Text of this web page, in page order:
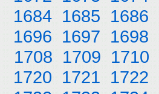
1684 1685 1686
1696 1697 1698
1708 1709 1710
1720 1721 1722